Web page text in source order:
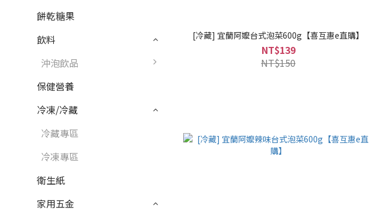
餅乾糖果
飲料
沖泡飲品
保健營養
冷凍/冷藏
冷藏專區
冷凍專區
衛生紙
家用五金
[冷藏] 宜蘭阿嬤台式泡菜600g【喜互惠e直購】
NT$139
NT$150